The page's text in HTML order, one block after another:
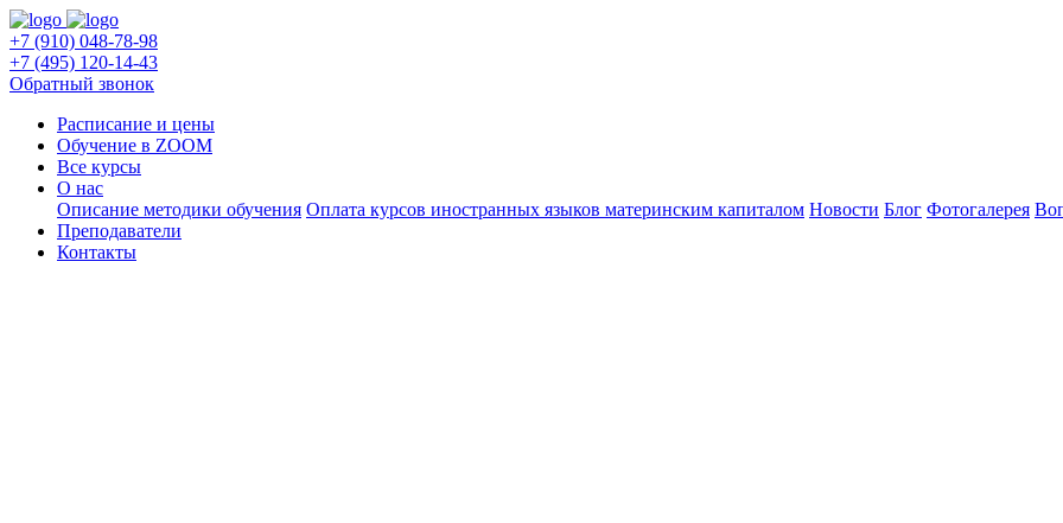
+7 (910) 048-78-98
+7 (495) 120-14-43
Обратный звонок
Расписание и цены
Обучение в ZOOM
Все курсы
О нас
Описание методики обучения Оплата курсов иностранных языков материнским капиталом Новости Блог Фотогалерея
Преподаватели
Контакты